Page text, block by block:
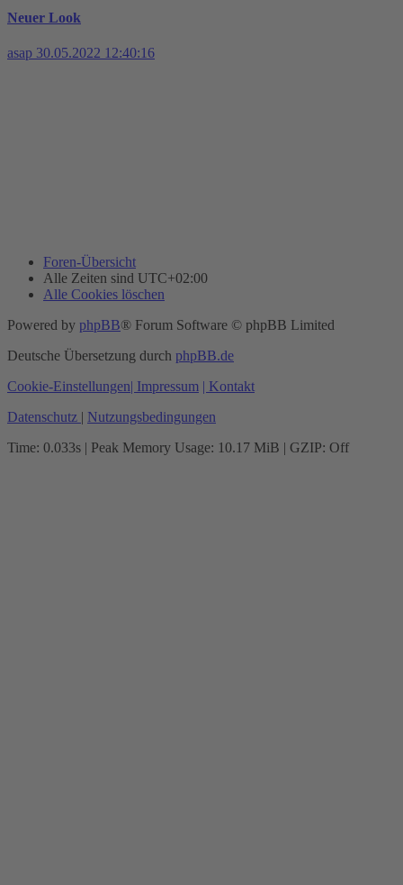
Neuer Look
asap 30.05.2022 12:40:16
Foren-Übersicht
Alle Zeiten sind UTC+02:00
Alle Cookies löschen
Powered by phpBB® Forum Software © phpBB Limited
Deutsche Übersetzung durch phpBB.de
Cookie-Einstellungen| Impressum | Kontakt
Datenschutz | Nutzungsbedingungen
Time: 0.033s | Peak Memory Usage: 10.17 MiB | GZIP: Off